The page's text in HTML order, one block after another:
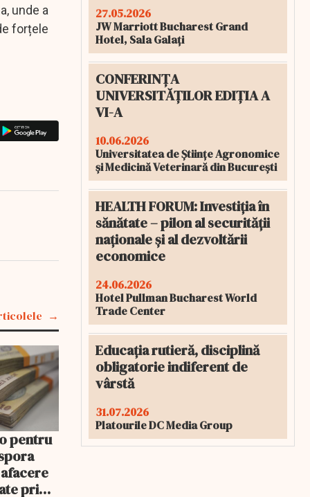
unde a
forțele
pentru
primi
27.05.2026
JW Marriott Bucharest Grand
Hotel, Sala Galați
CONFERINȚA
UNIVERSITĂȚILOR EDIȚIA A
VI-A
10.06.2026
Universitatea de Științe Agronomice
și Medicină Veterinară din București
HEALTH FORUM: Investiția în
sănătate – pilon al securității
naționale și al dezvoltării
economice
24.06.2026
Hotel Pullman Bucharest World
Trade Center
Educația rutieră, disciplină
obligatorie indiferent de
vârstă
31.07.2026
Platourile DC Media Group